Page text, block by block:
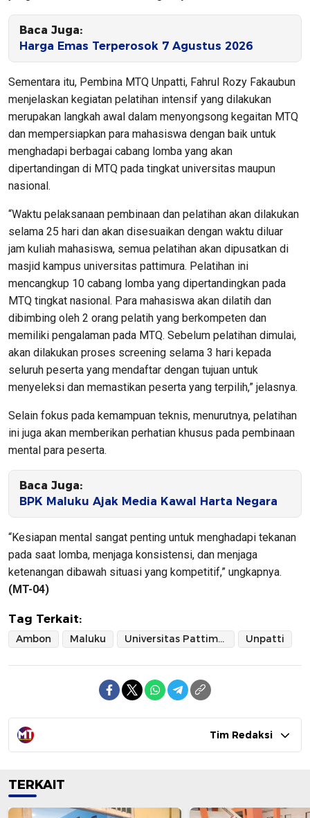
Baca Juga:
Harga Emas Terperosok 7 Agustus 2026
Sementara itu, Pembina MTQ Unpatti, Fahrul Rozy Fakaubun
menjelaskan kegiatan pelatihan intensif yang dilakukan
merupakan langkah awal dalam menyongsong kegaitan MTQ
dan mempersiapkan para mahasiswa dengan baik untuk
menghadapi berbagai cabang lomba yang akan
dipertandingan di MTQ pada tingkat universitas maupun
nasional.
“Waktu pelaksanaan pembinaan dan pelatihan akan dilakukan
selama 25 hari dan akan disesuaikan dengan waktu diluar
jam kuliah mahasiswa, semua pelatihan akan dipusatkan di
masjid kampus universitas pattimura. Pelatihan ini
mencangkup 10 cabang lomba yang dipertandingkan pada
MTQ tingkat nasional. Para mahasiswa akan dilatih dan
dibimbing oleh 2 orang pelatih yang berkompeten dan
memiliki pengalaman pada MTQ. Sebelum pelatihan dimulai,
akan dilakukan proses screening selama 3 hari kepada
seluruh peserta yang mendaftar dengan tujuan untuk
menyeleksi dan memastikan peserta yang terpilih,” jelasnya.
Selain fokus pada kemampuan teknis, menurutnya, pelatihan
ini juga akan memberikan perhatian khusus pada pembinaan
mental para peserta.
Baca Juga:
BPK Maluku Ajak Media Kawal Harta Negara
“Kesiapan mental sangat penting untuk menghadapi tekanan
pada saat lomba, menjaga konsistensi, dan menjaga
ketenangan dibawah situasi yang kompetitif,” ungkapnya.
(MT-04)
Tag Terkait:
Ambon Maluku Universitas Pattimura Unpatti
Tim Redaksi
TERKAIT